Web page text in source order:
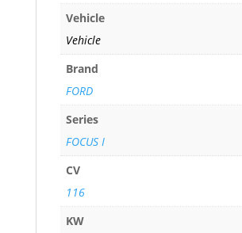
Vehicle
Vehicle
Brand
FORD
Series
FOCUS I
CV
116
KW